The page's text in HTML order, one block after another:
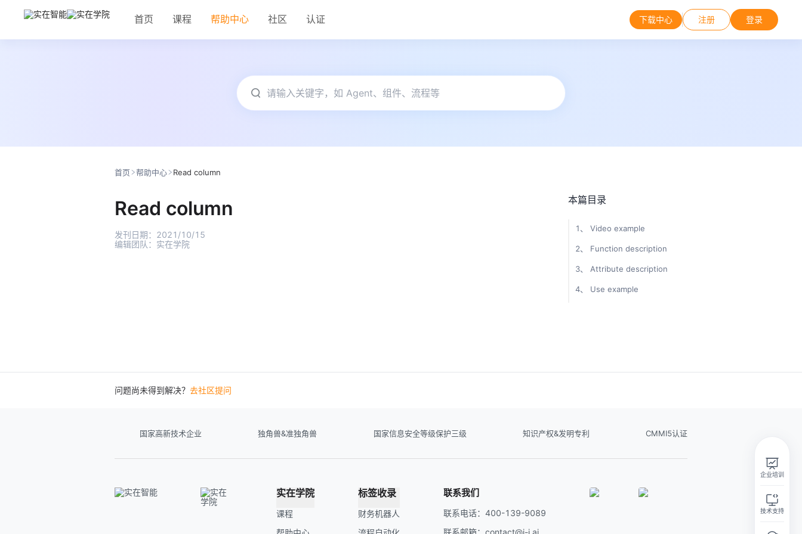
首页 课程 帮助中心 社区 认证 下载中心 注册 登录
首页 帮助中心 Read column
Read column
发刊日期： 2021/10/15
编辑团队： 实在学院
本篇目录
1、 Video example
2、 Function description
3、 Attribute description
4、 Use example
问题尚未得到解决？ 去社区提问
国家高新技术企业 独角兽&准独角兽 国家信息安全等级保护三级 知识产权&发明专利 CMMI5认证
实在学院
课程
标签收录
财务机器人
联系我们
联系电话：400-139-9089
联系邮箱：contact@i-i.ai
企业培训
技术支持
实在智能Agent学习群